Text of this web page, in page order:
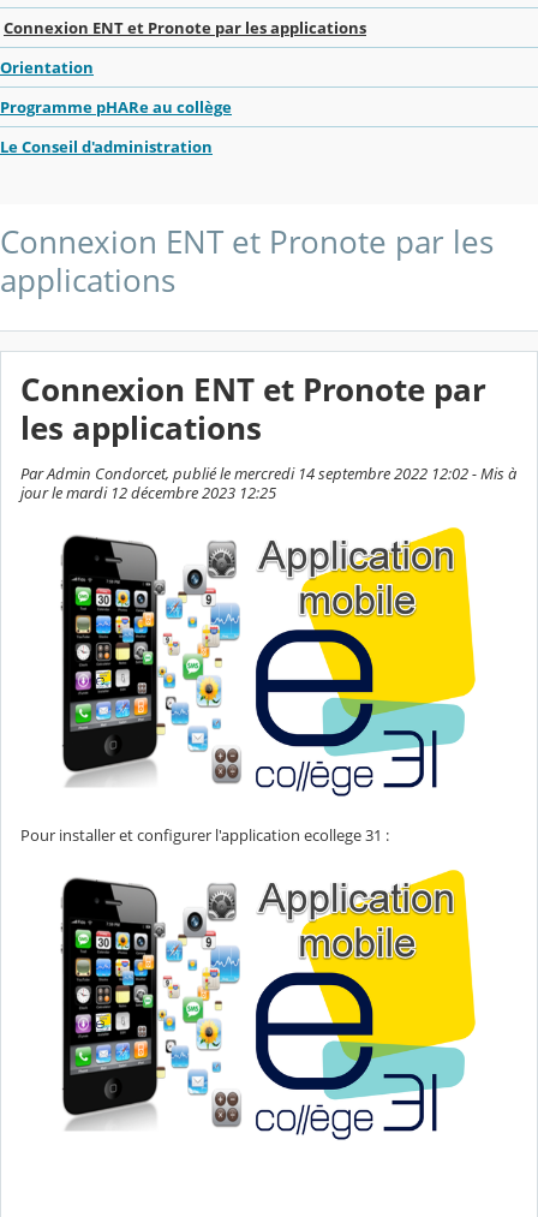
Connexion ENT et Pronote par les applications
Orientation
Programme pHARe au collège
Le Conseil d'administration
Connexion ENT et Pronote par les
applications
Connexion ENT et Pronote par
les applications
Par Admin Condorcet, publié le mercredi 14 septembre 2022 12:02 - Mis à
jour le mardi 12 décembre 2023 12:25
Pour installer et configurer l'application ecollege 31 :